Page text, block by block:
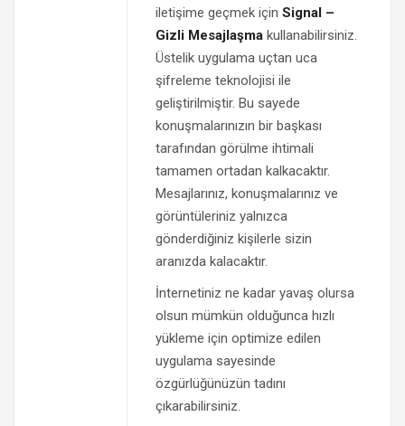
iletişime geçmek için Signal –
Gizli Mesajlaşmakullanabilirsiniz.
Üstelik uygulama uçtan uca
şifreleme teknolojisi ile
geliştirilmiştir. Bu sayede
konuşmalarınızın bir başkası
tarafından görülme ihtimali
tamamen ortadan kalkacaktır.
Mesajlarınız, konuşmalarınız ve
görüntüleriniz yalnızca
gönderdiğiniz kişilerle sizin
aranızda kalacaktır.
İnternetiniz ne kadar yavaş olursa
olsun mümkün olduğunca hızlı
yükleme için optimize edilen
uygulama sayesinde
özgürlüğünüzün tadını
çıkarabilirsiniz.